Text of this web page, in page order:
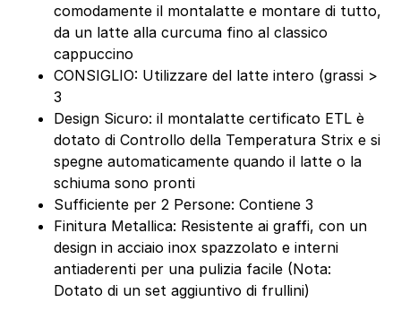
comodamente il montalatte e montare di tutto,
da un latte alla curcuma fino al classico
cappuccino
CONSIGLIO: Utilizzare del latte intero (grassi >
3
Design Sicuro: il montalatte certificato ETL è
dotato di Controllo della Temperatura Strix e si
spegne automaticamente quando il latte o la
schiuma sono pronti
Sufficiente per 2 Persone: Contiene 3
Finitura Metallica: Resistente ai graffi, con un
design in acciaio inox spazzolato e interni
antiaderenti per una pulizia facile (Nota:
Dotato di un set aggiuntivo di frullini)